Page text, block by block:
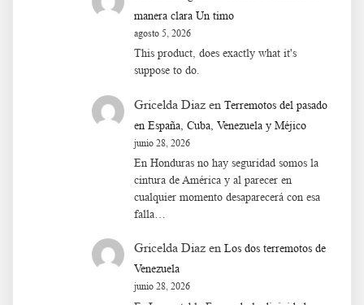
manera clara Un timo
agosto 5, 2026
This product, does exactly what it's
suppose to do.
Gricelda Diaz en Terremotos del pasado
en España, Cuba, Venezuela y Méjico
junio 28, 2026
En Honduras no hay seguridad somos la
cintura de América y al parecer en
cualquier momento desaparecerá con esa
falla…
Gricelda Diaz en Los dos terremotos de
Venezuela
junio 28, 2026